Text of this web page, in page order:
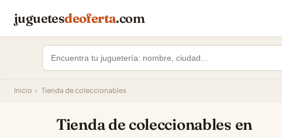
juguetesdeoferta.com
Inicio › Tienda de coleccionables
Tienda de coleccionables en